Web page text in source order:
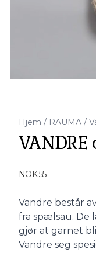
Hjem / RAUMA /
NOK 55
Description
Vandre består
fra spælsau. De
gjør at garnet
Vandre seg